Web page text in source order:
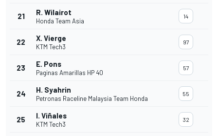
21 R. Wilairot
Honda Team Asia
14
22 X. Vierge
KTM Tech3
97
23 E. Pons
Paginas Amarillas HP 40
57
24 H. Syahrin
Petronas Raceline Malaysia Team Honda
55
25 I. Viñales
KTM Tech3
32